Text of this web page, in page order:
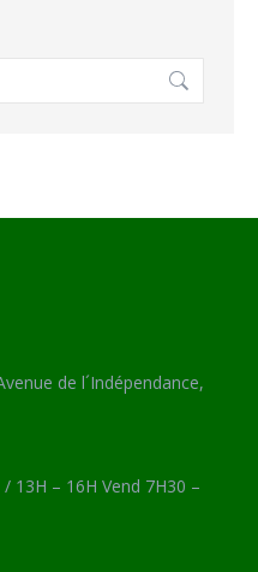
de l´Indépendance,
13H – 16H Vend 7H30 –